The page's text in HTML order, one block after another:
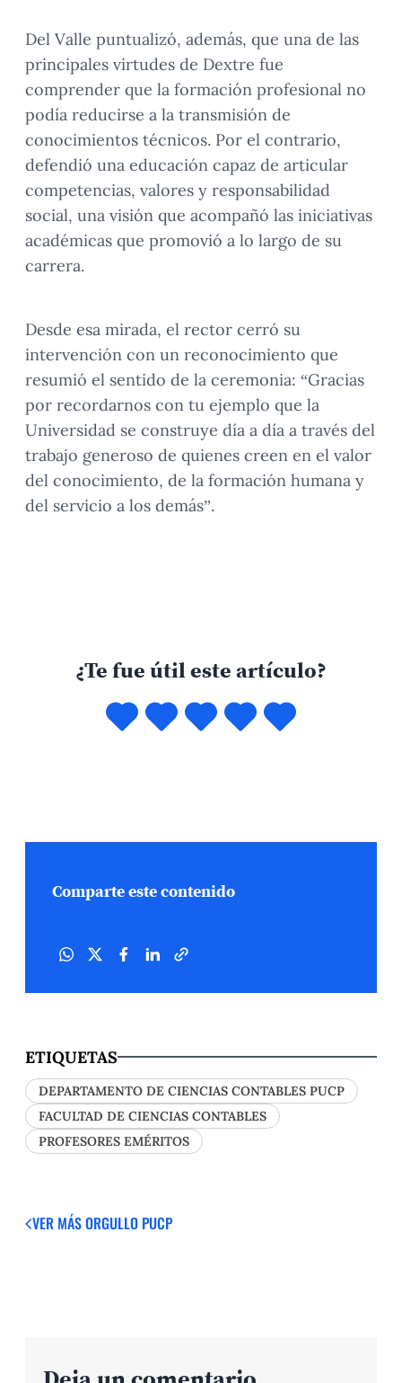
Del Valle puntualizó, además, que una de las
principales virtudes de Dextre fue
comprender que la formación profesional no
podía reducirse a la transmisión de
conocimientos técnicos. Por el contrario,
defendió una educación capaz de articular
competencias, valores y responsabilidad
social, una visión que acompañó las iniciativas
académicas que promovió a lo largo de su
carrera.
Desde esa mirada, el rector cerró su
intervención con un reconocimiento que
resumió el sentido de la ceremonia: “Gracias
por recordarnos con tu ejemplo que la
Universidad se construye día a día a través del
trabajo generoso de quienes creen en el valor
del conocimiento, de la formación humana y
del servicio a los demás”.
¿Te fue útil este artículo?
Comparte este contenido
ETIQUETAS
DEPARTAMENTO DE CIENCIAS CONTABLES PUCP
FACULTAD DE CIENCIAS CONTABLES
PROFESORES EMÉRITOS
VER MÁSORGULLO PUCP